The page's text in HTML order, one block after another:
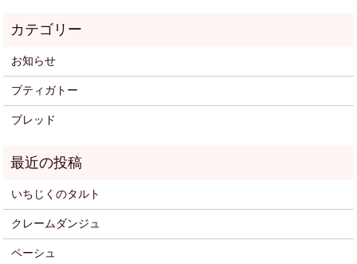
お知らせ
プティガトー
ブレッド
いちじくのタルト
クレームダンジュ
ペーシュ